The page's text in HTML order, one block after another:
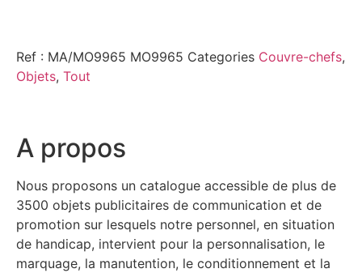
Ref : MA/MO9965 MO9965 Categories Couvre-chefs,
Objets, Tout
A propos
Nous proposons un catalogue accessible de plus de
3500 objets publicitaires de communication et de
promotion sur lesquels notre personnel, en situation
de handicap, intervient pour la personnalisation, le
marquage, la manutention, le conditionnement et la